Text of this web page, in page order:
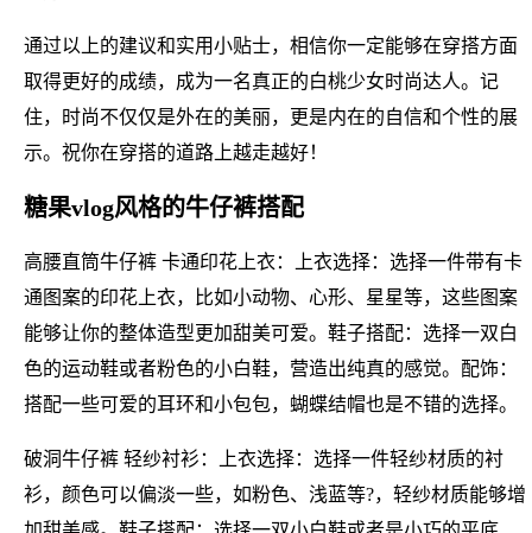
通过以上的建议和实用小贴士，相信你一定能够在穿搭方面
取得更好的成绩，成为一名真正的白桃少女时尚达人。记
住，时尚不仅仅是外在的美丽，更是内在的自信和个性的展
示。祝你在穿搭的道路上越走越好！
糖果vlog风格的牛仔裤搭配
高腰直筒牛仔裤 卡通印花上衣：上衣选择：选择一件带有卡
通图案的印花上衣，比如小动物、心形、星星等，这些图案
能够让你的整体造型更加甜美可爱。鞋子搭配：选择一双白
色的运动鞋或者粉色的小白鞋，营造出纯真的感觉。配饰：
搭配一些可爱的耳环和小包包，蝴蝶结帽也是不错的选择。
破洞牛仔裤 轻纱衬衫：上衣选择：选择一件轻纱材质的衬
衫，颜色可以偏淡一些，如粉色、浅蓝等?，轻纱材质能够增